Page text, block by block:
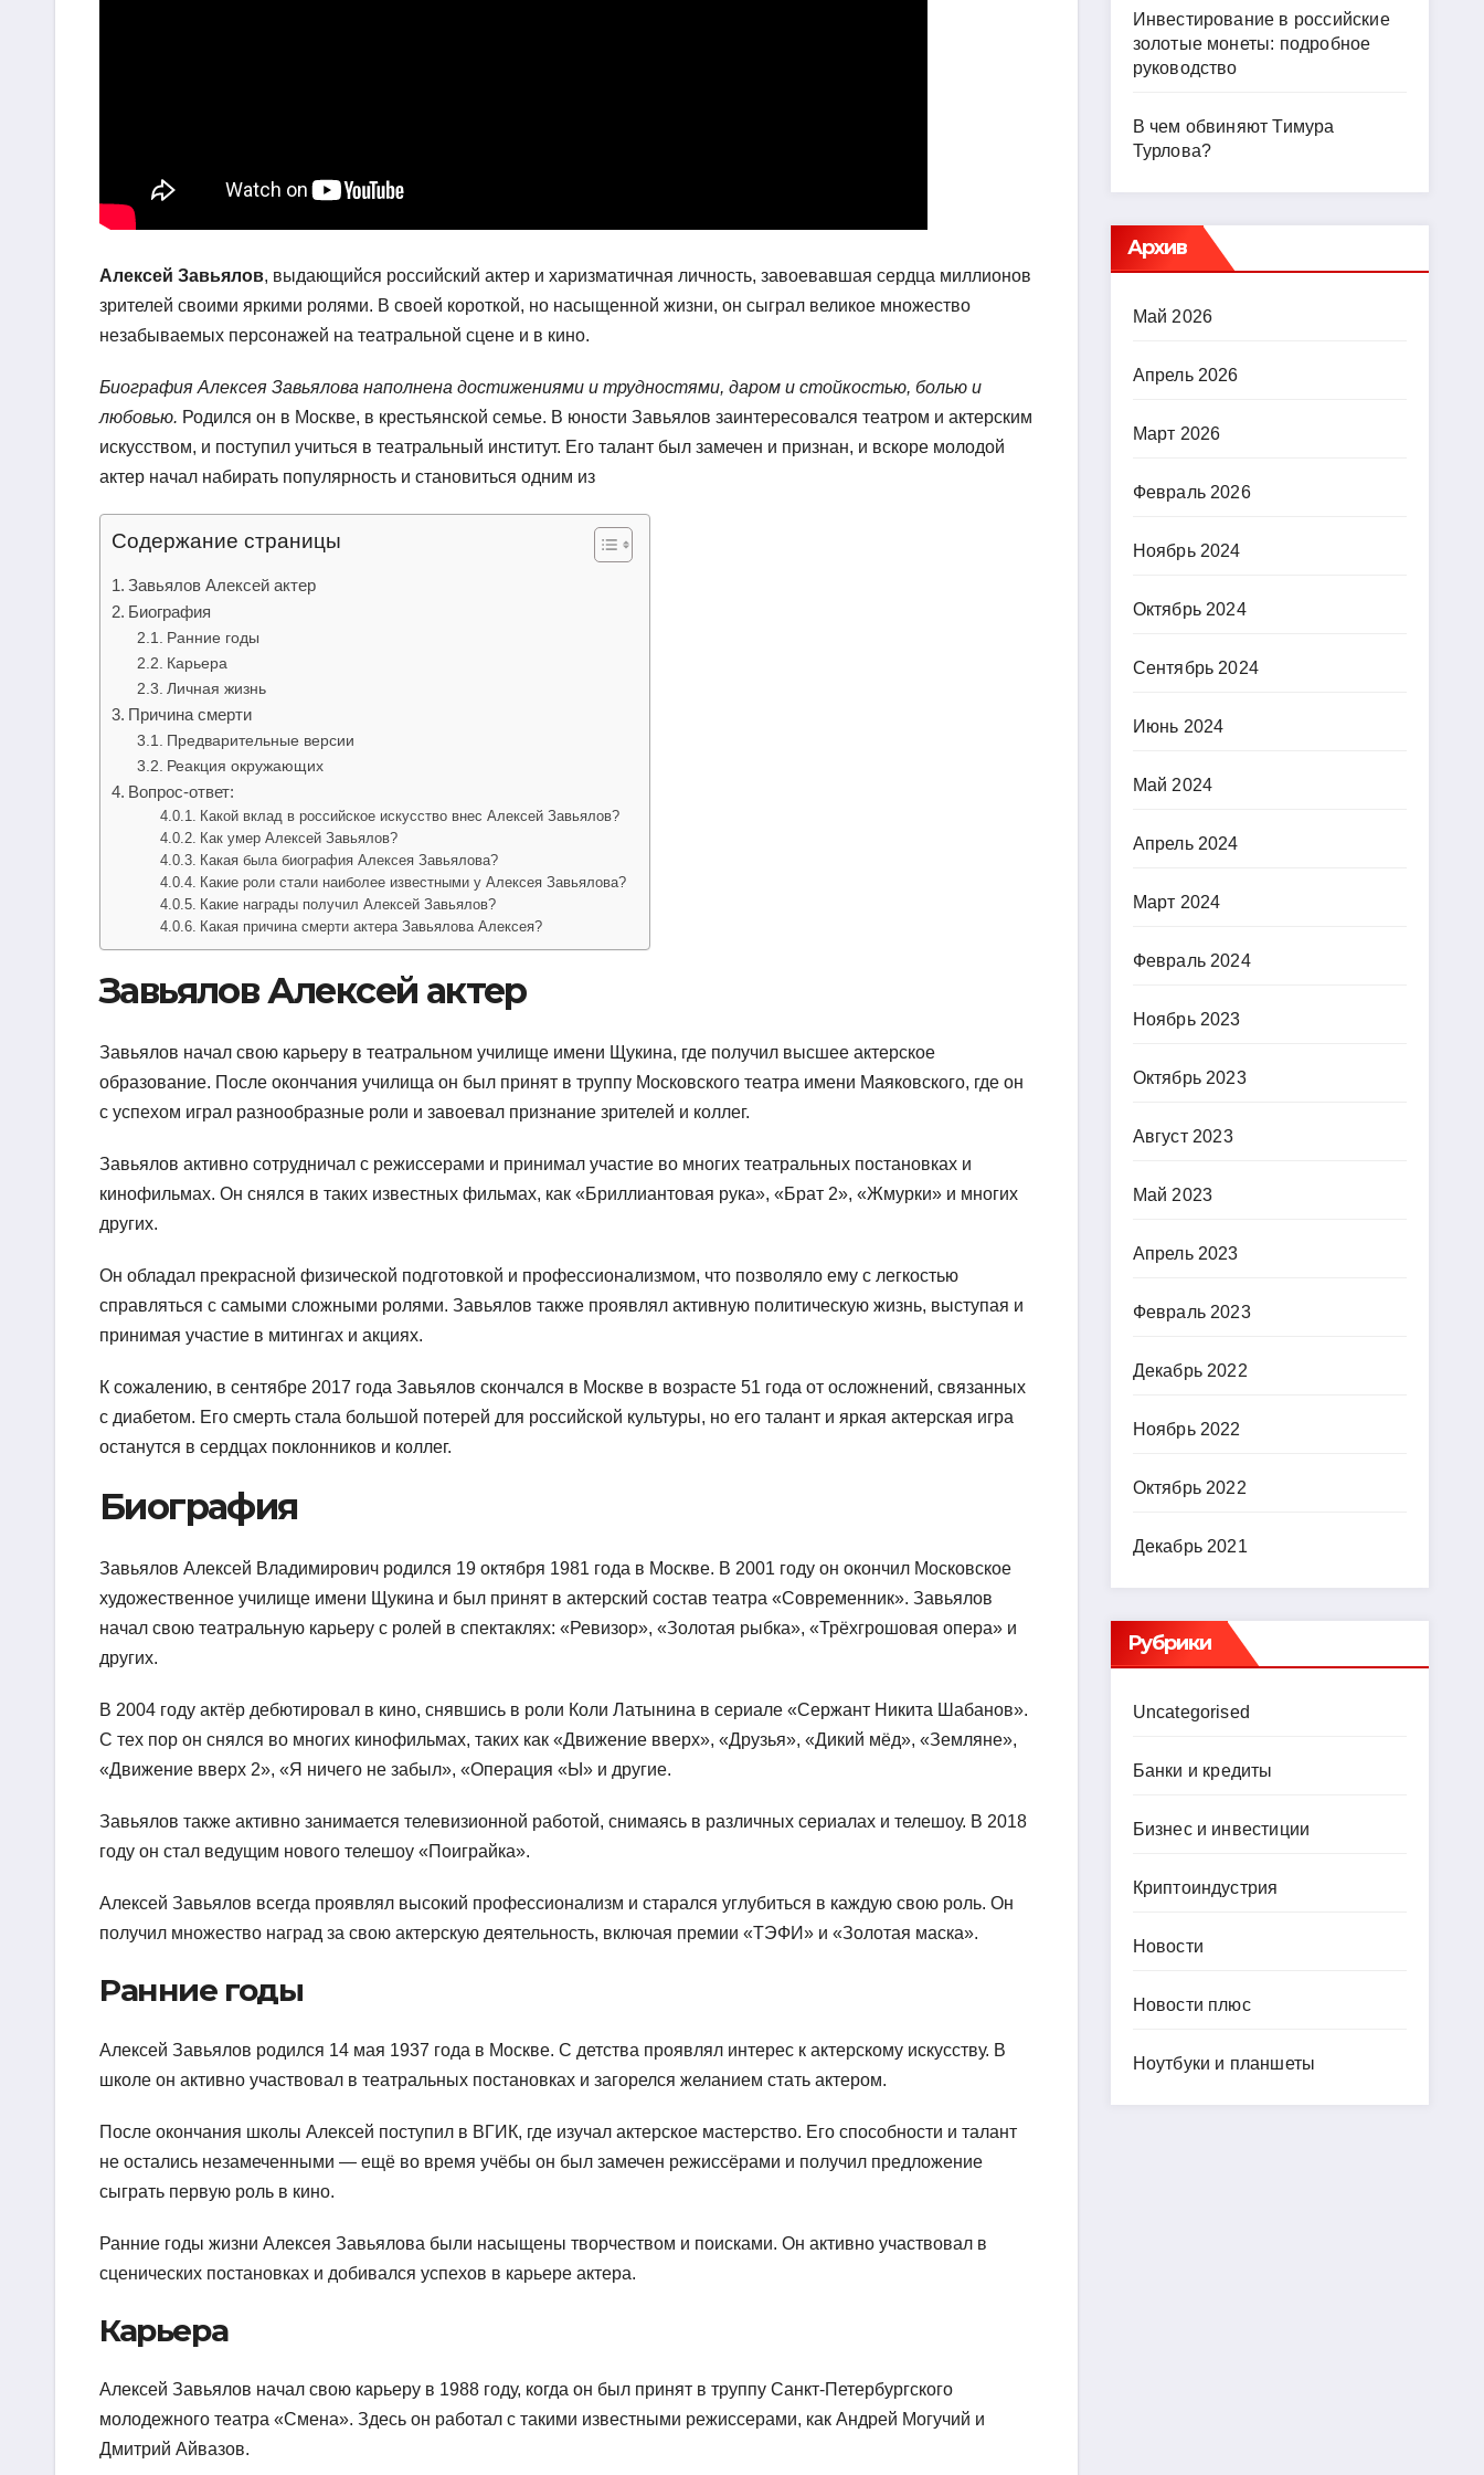
Алексей Завьялов, выдающийся российский актер и харизматичная личность, завоевавшая сердца миллионов
зрителей своими яркими ролями. В своей короткой, но насыщенной жизни, он сыграл великое множество
незабываемых персонажей на театральной сцене и в кино.
Биография Алексея Завьялова наполнена достижениями и трудностями, даром и стойкостью, болью и
любовью. Родился он в Москве, в крестьянской семье. В юности Завьялов заинтересовался театром и актерским
искусством, и поступил учиться в театральный институт. Его талант был замечен и признан, и вскоре молодой
актер начал набирать популярность и становиться одним из
Содержание страницы
Завьялов Алексей актер
Биография
Ранние годы
Карьера
Личная жизнь
Причина смерти
Предварительные версии
Реакция окружающих
Вопрос-ответ:
Какой вклад в российское искусство внес Алексей Завьялов?
Как умер Алексей Завьялов?
Какая была биография Алексея Завьялова?
Какие роли стали наиболее известными у Алексея Завьялова?
Какие награды получил Алексей Завьялов?
Какая причина смерти актера Завьялова Алексея?
Завьялов Алексей актер
Завьялов начал свою карьеру в театральном училище имени Щукина, где получил высшее актерское
образование. После окончания училища он был принят в труппу Московского театра имени Маяковского, где он
с успехом играл разнообразные роли и завоевал признание зрителей и коллег.
Завьялов активно сотрудничал с режиссерами и принимал участие во многих театральных постановках и
кинофильмах. Он снялся в таких известных фильмах, как «Бриллиантовая рука», «Брат 2», «Жмурки» и многих
других.
Он обладал прекрасной физической подготовкой и профессионализмом, что позволяло ему с легкостью
справляться с самыми сложными ролями. Завьялов также проявлял активную политическую жизнь, выступая и
принимая участие в митингах и акциях.
К сожалению, в сентябре 2017 года Завьялов скончался в Москве в возрасте 51 года от осложнений, связанных
с диабетом. Его смерть стала большой потерей для российской культуры, но его талант и яркая актерская игра
останутся в сердцах поклонников и коллег.
Биография
Завьялов Алексей Владимирович родился 19 октября 1981 года в Москве. В 2001 году он окончил Московское
художественное училище имени Щукина и был принят в актерский состав театра «Современник». Завьялов
начал свою театральную карьеру с ролей в спектаклях: «Ревизор», «Золотая рыбка», «Трёхгрошовая опера» и
других.
В 2004 году актёр дебютировал в кино, снявшись в роли Коли Латынина в сериале «Сержант Никита Шабанов».
С тех пор он снялся во многих кинофильмах, таких как «Движение вверх», «Друзья», «Дикий мёд», «Земляне»,
«Движение вверх 2», «Я ничего не забыл», «Операция «Ы» и другие.
Завьялов также активно занимается телевизионной работой, снимаясь в различных сериалах и телешоу. В 2018
году он стал ведущим нового телешоу «Поиграйка».
Алексей Завьялов всегда проявлял высокий профессионализм и старался углубиться в каждую свою роль. Он
получил множество наград за свою актерскую деятельность, включая премии «ТЭФИ» и «Золотая маска».
Ранние годы
Алексей Завьялов родился 14 мая 1937 года в Москве. С детства проявлял интерес к актерскому искусству. В
школе он активно участвовал в театральных постановках и загорелся желанием стать актером.
После окончания школы Алексей поступил в ВГИК, где изучал актерское мастерство. Его способности и талант
не остались незамеченными — ещё во время учёбы он был замечен режиссёрами и получил предложение
сыграть первую роль в кино.
Ранние годы жизни Алексея Завьялова были насыщены творчеством и поисками. Он активно участвовал в
сценических постановках и добивался успехов в карьере актера.
Карьера
Алексей Завьялов начал свою карьеру в 1988 году, когда он был принят в труппу Санкт-Петербургского
молодежного театра «Смена». Здесь он работал с такими известными режиссерами, как Андрей Могучий и
Дмитрий Айвазов.
Инвестирование в российские
золотые монеты: подробное
руководство
В чем обвиняют Тимура
Турлова?
Архив
Май 2026
Апрель 2026
Март 2026
Февраль 2026
Ноябрь 2024
Октябрь 2024
Сентябрь 2024
Июнь 2024
Май 2024
Апрель 2024
Март 2024
Февраль 2024
Ноябрь 2023
Октябрь 2023
Август 2023
Май 2023
Апрель 2023
Февраль 2023
Декабрь 2022
Ноябрь 2022
Октябрь 2022
Декабрь 2021
Рубрики
Uncategorised
Банки и кредиты
Бизнес и инвестиции
Криптоиндустрия
Новости
Новости плюс
Ноутбуки и планшеты